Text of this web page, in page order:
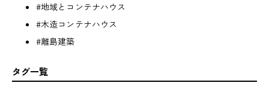
#地域とコンテナハウス
#木造コンテナハウス
#離島建築
タグ一覧